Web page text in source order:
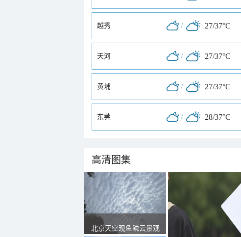
越秀 / 27/37°C
天河 / 27/37°C
黄埔 / 27/37°C
东莞 / 28/37°C
高清图集
北京天空现鱼鳞云景观